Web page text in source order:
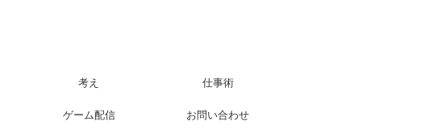
考え 仕事術
ゲーム配信 お問い合わせ